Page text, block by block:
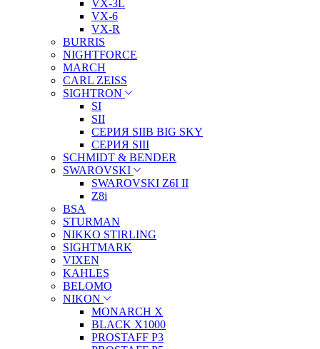
VX-3L
VX-6
VX-R
BURRIS
NIGHTFORCE
MARCH
CARL ZEISS
SIGHTRON
SI
SII
СЕРИЯ SIIB BIG SKY
СЕРИЯ SIII
SCHMIDT & BENDER
SWAROVSKI
SWAROVSKI Z6I II
Z8i
BSA
STURMAN
NIKKO STIRLING
SIGHTMARK
VIXEN
KAHLES
BELOMO
NIKON
MONARCH X
BLACK X1000
PROSTAFF P3